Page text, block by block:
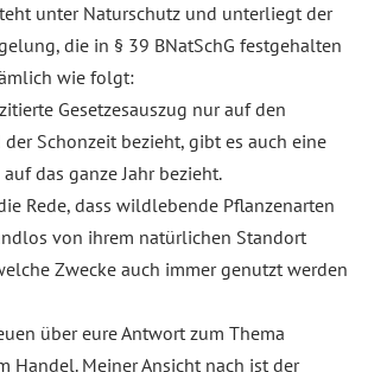
unter Naturschutz und unterliegt der
die in § 39 BNatSchG festgehalten
wie folgt:
Gesetzesauszug nur auf den
Schonzeit bezieht, gibt es auch eine
das ganze Jahr bezieht.
Rede, dass wildlebende Pflanzenarten
von ihrem natürlichen Standort
Zwecke auch immer genutzt werden
über eure Antwort zum Thema
Handel. Meiner Ansicht nach ist der